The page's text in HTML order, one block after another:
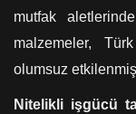
mutfak
malzemeler,
olumsuz
Nitelikli işgücü